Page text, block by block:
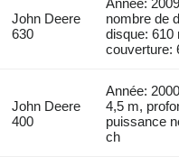
John Deere
630
nombre de
disque: 610
couverture:
John Deere
400
Année:
4,5 m,
puissance
ch